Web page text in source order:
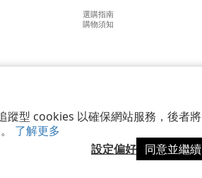
蹤型 cookies 以確保網站服務，後者將
了解更多
設定偏好 同意並繼續
選購指南
購物須知